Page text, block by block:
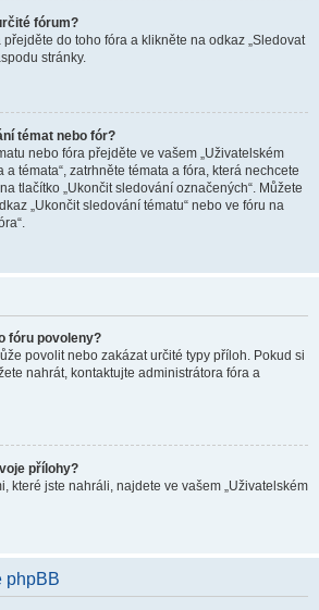
fórum?
do toho fóra a klikněte na odkaz „Sledovat
stránky.
témat nebo fór?
nebo fóra přejděte ve vašem „Uživatelském
a témata“, zatrhněte témata a fóra, která nechcete
tlačítko „Ukončit sledování označených“. Můžete
„Ukončit sledování tématu“ nebo ve fóru na
fóru povoleny?
povolit nebo zakázat určité typy příloh. Pokud si
nahrát, kontaktujte administrátora fóra a
přílohy?
které jste nahráli, najdete ve vašem „Uživatelském
phpBB